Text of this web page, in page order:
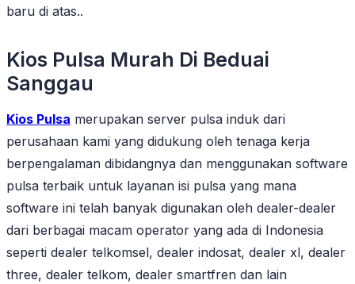
baru di atas..
Kios Pulsa Murah Di Beduai
Sanggau
Kios Pulsa merupakan server pulsa induk dari
perusahaan kami yang didukung oleh tenaga kerja
berpengalaman dibidangnya dan menggunakan software
pulsa terbaik untuk layanan isi pulsa yang mana
software ini telah banyak digunakan oleh dealer-dealer
dari berbagai macam operator yang ada di Indonesia
seperti dealer telkomsel, dealer indosat, dealer xl, dealer
three, dealer telkom, dealer smartfren dan lain